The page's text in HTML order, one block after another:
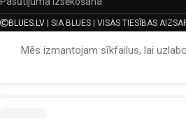
BLUES.LV | SIA BLUES | VISAS TIESĪBAS
Mēs izmantojam sīkfailus, lai